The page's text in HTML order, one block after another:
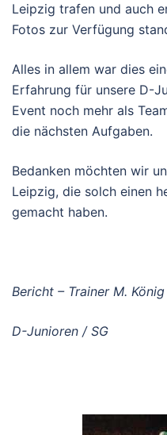
Leipzig trafen und auch
Fotos zur Verfügung
Alles in allem war dies
Erfahrung für unsere D-
Event noch mehr als
die nächsten Aufgaben.
Bedanken möchten wir
Leipzig, die solch einen
gemacht haben.
Bericht – Trainer M. König
D-Junioren / SG